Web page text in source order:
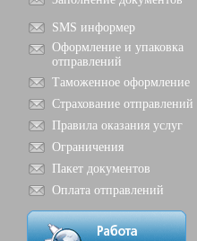
SMS информер
Оформление и упаковка
отправлений
Таможенное оформление
Страхование отправлений
Правила оказания услуг
Ограничения
Пакет документов
Оплата отправлений